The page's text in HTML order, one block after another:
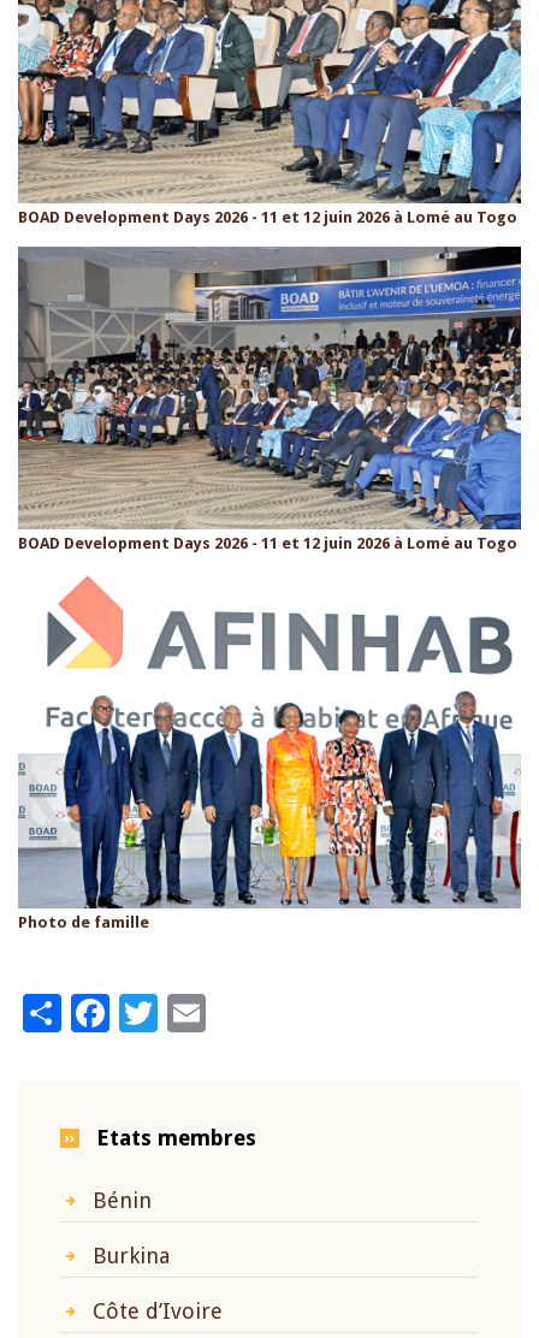
BOAD Development Days 2026 - 11 et 12 juin 2026 à Lomé au Togo
BOAD Development Days 2026 - 11 et 12 juin 2026 à Lomé au Togo
Photo de famille
ShareFacebook
Twitter
Etats membres
Bénin
Burkina
Côte d’Ivoire